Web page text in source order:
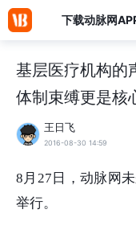
下载动脉网
基层医疗机构的
体制束缚更是核
王日飞
2016-08-30 14:59
8月27日，动脉网
举行。